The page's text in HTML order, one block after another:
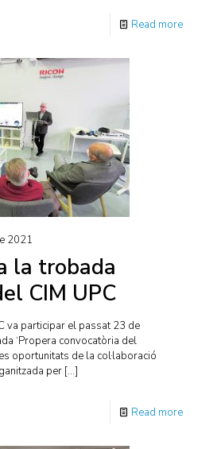
Read more
2021
la trobada
CIM UPC
va participar el passat 23 de
‘Propera convocatòria del
oportunitats de la col·laboració
per […]
Read more